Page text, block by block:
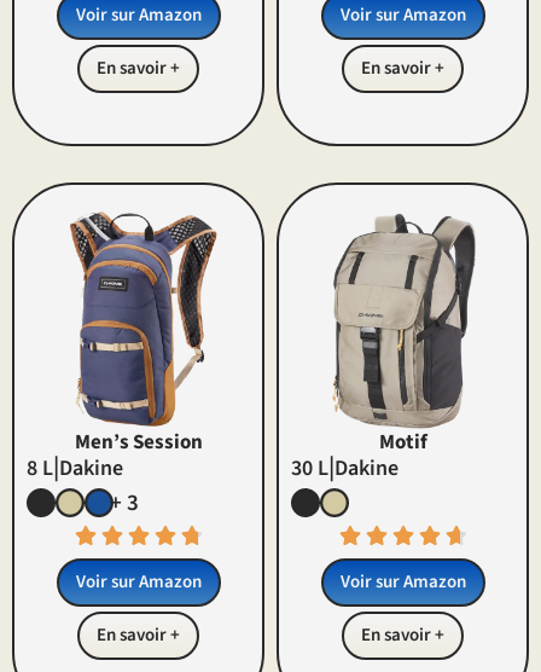
Voir sur Amazon
En savoir +
Voir sur Amazon
En savoir +
Men’s Session
8 L|Dakine
+ 3
Voir sur Amazon
En savoir +
Motif
30 L|Dakine
Voir sur Amazon
En savoir +